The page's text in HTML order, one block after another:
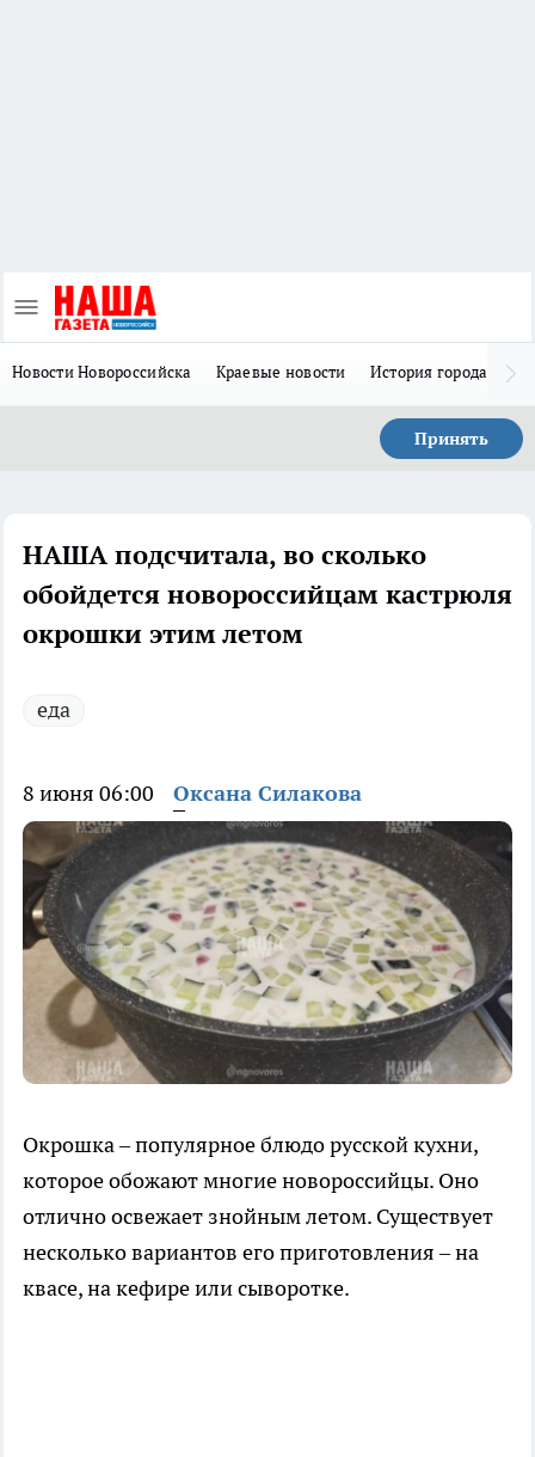
Новости Новороссийска Краевые новости История города Н
Принять
НАША подсчитала, во сколько
обойдется новороссийцам кастрюля
окрошки этим летом
еда
8 июня 06:00 Оксана Силакова
Окрошка – популярное блюдо русской кухни,
которое обожают многие новороссийцы. Оно
отлично освежает знойным летом. Существует
несколько вариантов его приготовления – на
квасе, на кефире или сыворотке.